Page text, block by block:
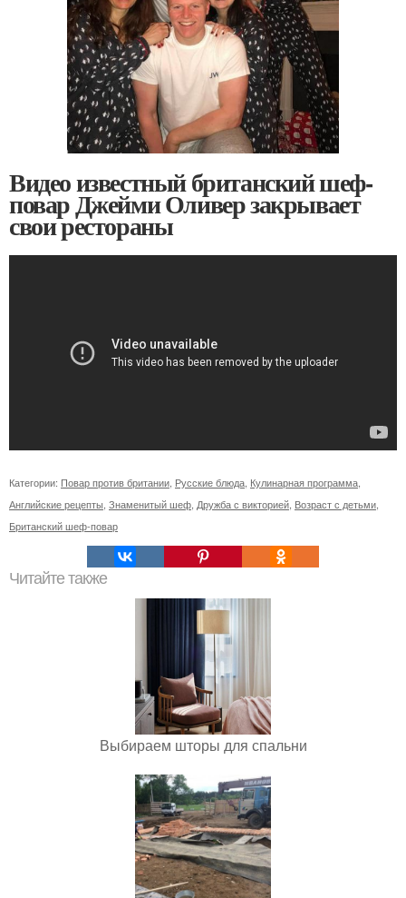
Видео известный британский шеф-
повар Джейми Оливер закрывает
свои рестораны
Категории: Повар против британии Русские блюда Кулинарная программа
Английские рецепты Знаменитый шеф Дружба с викторией Возраст с детьми
Британский шеф-повар
Читайте также
Выбираем шторы для спальни